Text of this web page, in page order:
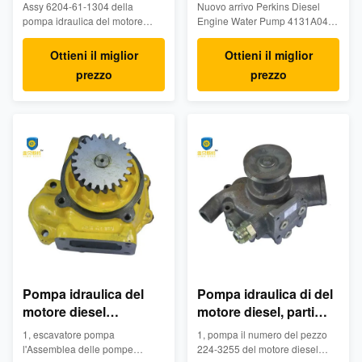
parti di mero degli
accessori di KOMATSU
Assy 6204-61-1304 della
pompa idraulica del motore
diesel delle parti di mero degli
accessori di KOMATSU 1.
Informazioni del prodotto
Prodotto: Pompa idraulica
dell'escavatore Modello No:
azione Azionamento finale del
cambio di viaggio planetario ...
Ottieni il miglior
prezzo
Nuovo arrivo Perkins Diesel
Engine Water Pump 4131A046
di rendimento elevato 1.
Informazioni del prodotto
Prodotto: Pompa idraulica
dell'escavatore Modello No:
4131A046 MOQ: 1PC Di riserva:
Garanzia: 3-6Months
Azionamento finale del ...
Ottieni il miglior
prezzo
Pompa idraulica del
motore diesel
dell'escavatore, bene
durevole della pompa
1, escavatore pompa
l'Assemblea delle pompe
Pompa idraulica di del
motore diesel, parti
della pompa idraulica
del gatto del numero
1, pompa il numero del pezzo
224-3255 del motore diesel